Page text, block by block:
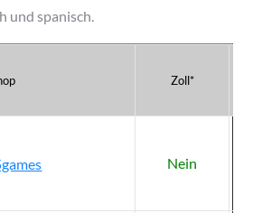
und spanisch.
Zoll*
Nein